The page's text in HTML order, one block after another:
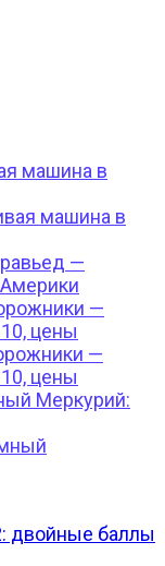
машина в
машина в
—
—
цены
—
цены
Меркурий: